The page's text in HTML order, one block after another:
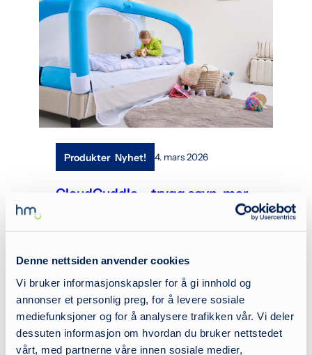
Denne nettsiden anvender cookies
Vi bruker informasjonskapsler for å gi innhold og
annonser et personlig preg, for å levere sosiale
mediefunksjoner og for å analysere trafikken vår. Vi deler
dessuten informasjon om hvordan du bruker nettstedet
vårt, med partnerne våre innen sosiale medier,
Produkter, Nyhet! 4. mars 2026
CloudCuddle – trygg søvn, mer
ungdom og voksne med spesielle behov
enn hvile – det er grunnlaget…